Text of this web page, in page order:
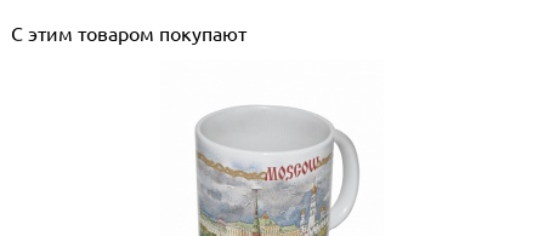
С этим товаром покупают